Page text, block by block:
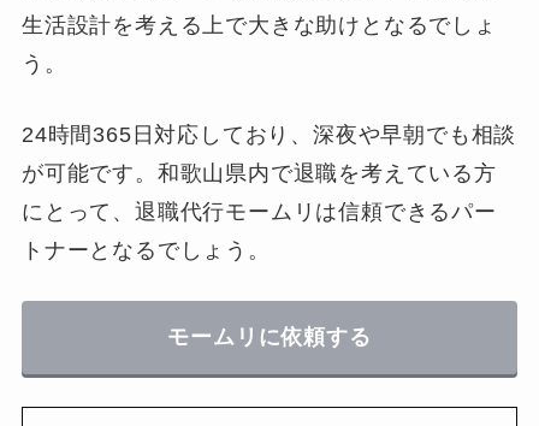
生活設計を考える上で大きな助けとなるでしょ
う。
24時間365日対応しており、深夜や早朝でも相談
が可能です。和歌山県内で退職を考えている方
にとって、退職代行モームリは信頼できるパー
トナーとなるでしょう。
モームリに依頼する